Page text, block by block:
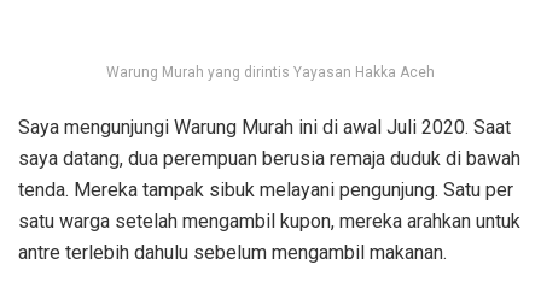
Warung Murah yang dirintis Yayasan Hakka Aceh
Saya mengunjungi Warung Murah ini di awal Juli 2020. Saat
saya datang, dua perempuan berusia remaja duduk di bawah
tenda. Mereka tampak sibuk melayani pengunjung. Satu per
satu warga setelah mengambil kupon, mereka arahkan untuk
antre terlebih dahulu sebelum mengambil makanan.